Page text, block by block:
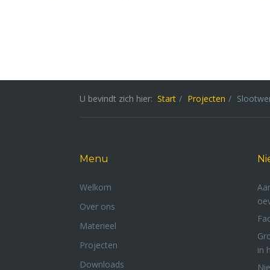
U bevindt zich hier: Start Projecten
Menu
Welkom
Over ons
Materieel
Projecten
Downloads
in